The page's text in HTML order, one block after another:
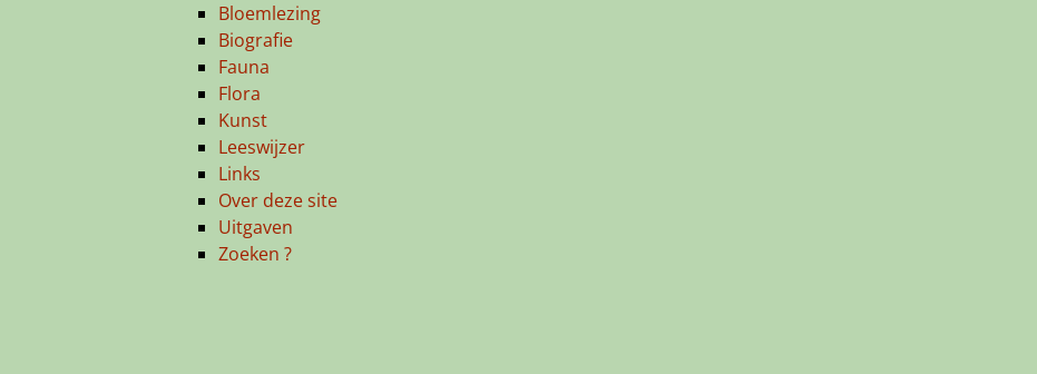
Bloemlezing
Biografie
Fauna
Flora
Kunst
Leeswijzer
Links
Over deze site
Uitgaven
Zoeken ?